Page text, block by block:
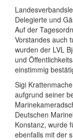
Delegierte und
Auf der
Vorstandes auch
wurden der LVL
und
einstimmig
Sigi
aufgrund seiner
Deutschen
Konstanz, wurde
ebenfalls mit der